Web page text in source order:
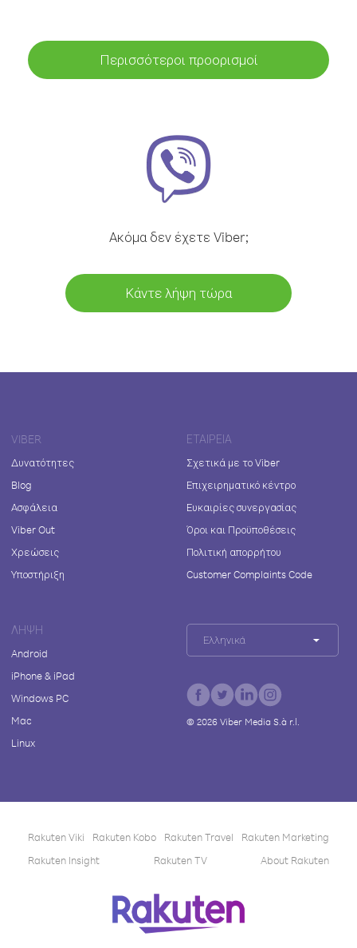
Περισσότεροι προορισμοί
Ακόμα δεν έχετε Viber;
Κάντε λήψη τώρα
VIBER
Δυνατότητες
Blog
Ασφάλεια
Viber Out
Χρεώσεις
Υποστήριξη
ΕΤΑΙΡΕΊΑ
Σχετικά με το Viber
Επιχειρηματικό κέντρο
Ευκαιρίες συνεργασίας
Όροι και Προϋποθέσεις
Πολιτική απορρήτου
Customer Complaints Code
ΛΉΨΗ
Android
iPhone & iPad
Windows PC
Mac
Linux
Ελληνικά
© 2026Viber Media S.à r.l.
Rakuten Viki Rakuten Kobo Rakuten Travel
Rakuten Marketing
Rakuten Insight
Rakuten TV About Rakuten